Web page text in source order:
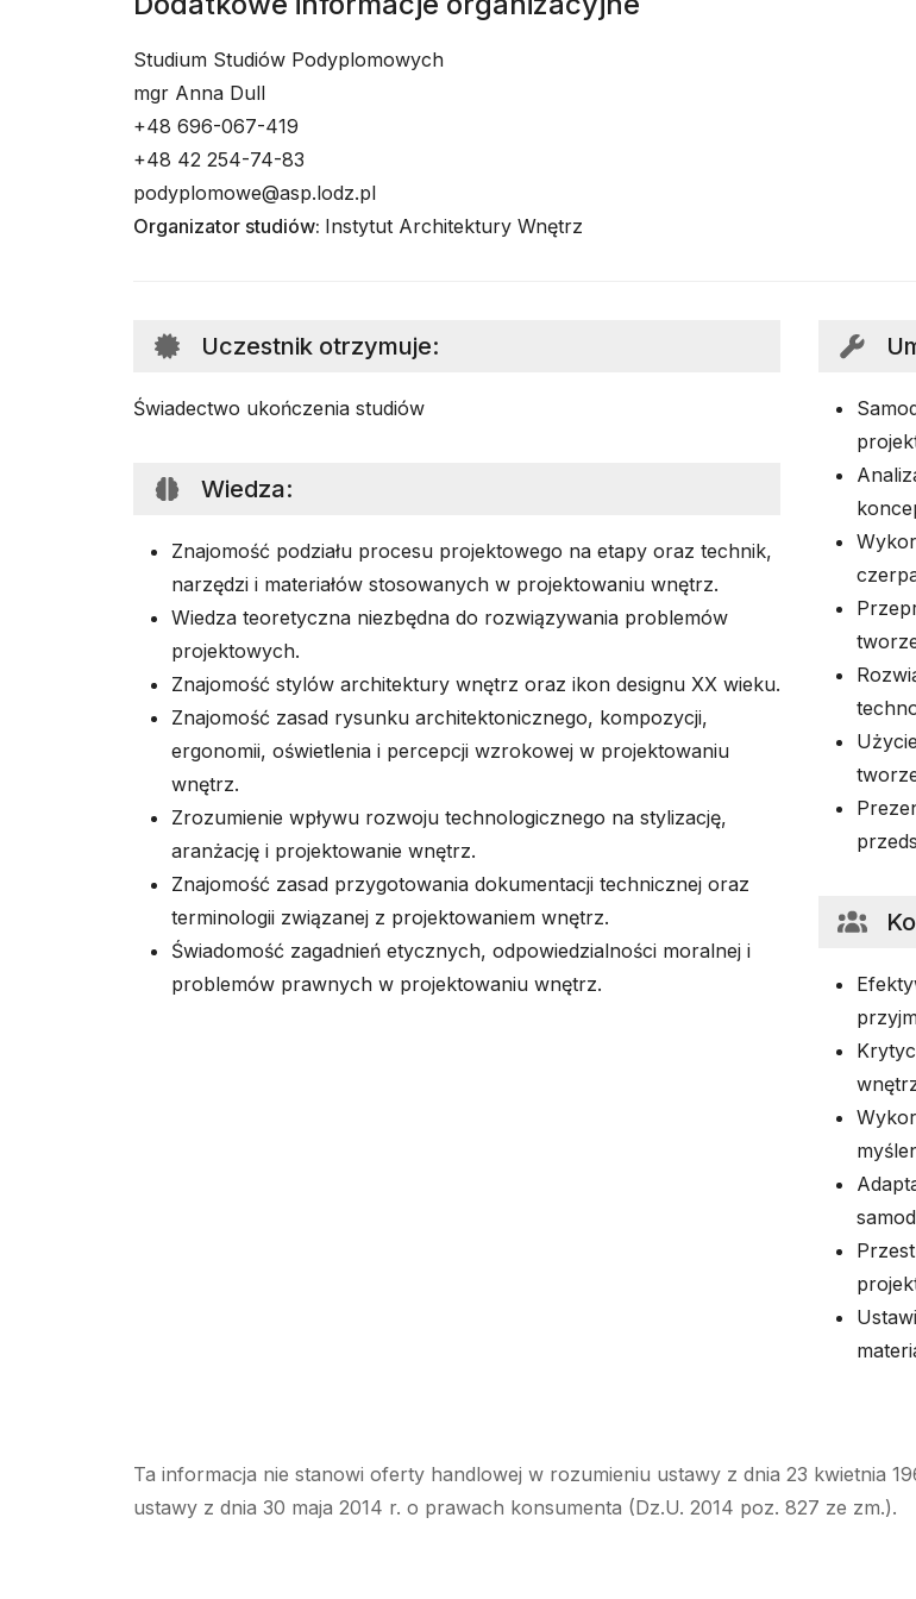
Studium Studiów Podyplomowych
mgr Anna Dull
+48 696-067-419
+48 42 254-74-83
podyplomowe@asp.lodz.pl
Organizator studiów: Instytut Architektury Wnętrz
Uczestnik otrzymuje:
Świadectwo ukończenia studiów
Wiedza:
Znajomość podziału procesu projektowego na etapy oraz technik,
narzędzi i materiałów stosowanych w projektowaniu wnętrz.
Wiedza teoretyczna niezbędna do rozwiązywania problemów
projektowych.
Znajomość stylów architektury wnętrz oraz ikon designu XX wieku.
Znajomość zasad rysunku architektonicznego, kompozycji,
ergonomii, oświetlenia i percepcji wzrokowej w projektowaniu
wnętrz.
Zrozumienie wpływu rozwoju technologicznego na stylizację,
aranżację i projektowanie wnętrz.
Znajomość zasad przygotowania dokumentacji technicznej oraz
terminologii związanej z projektowaniem wnętrz.
Świadomość zagadnień etycznych, odpowiedzialności moralnej i
problemów prawnych w projektowaniu wnętrz.
Ta informacja nie stanowi oferty handlowej w rozumieniu ustawy z dnia 23 kwietnia
ustawy z dnia 30 maja 2014 r. o prawach konsumenta (Dz.U. 2014 poz. 827 ze zm.).